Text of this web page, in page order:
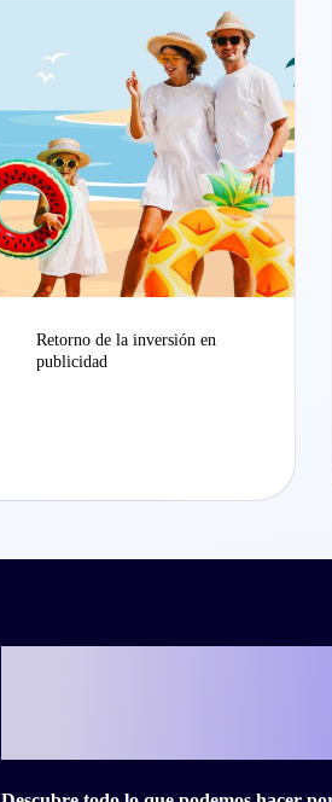
Retorno de la inversión en
publicidad